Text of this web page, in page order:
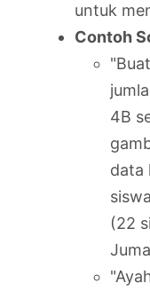
untuk
Contoh
4B
data
(22